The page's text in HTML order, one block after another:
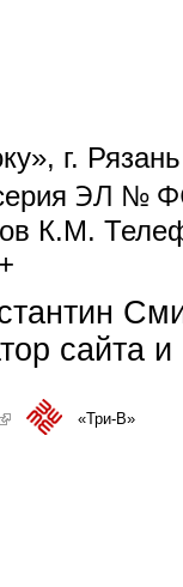
г.
ЭЛ №
К.М.
mail)
сайта
is external)«Три-В»